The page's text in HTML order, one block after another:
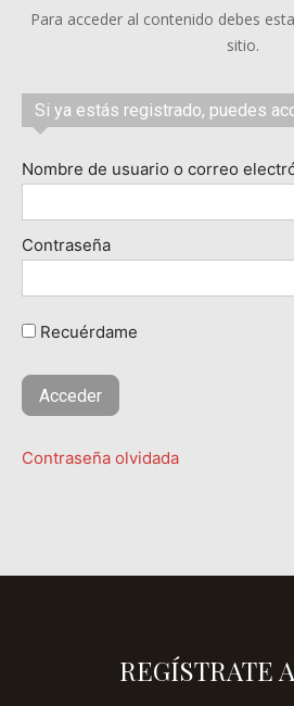
Para acceder al contenido debes
sitio.
Si ya estás registrado, puedes
Nombre de usuario o correo
Contraseña
Recuérdame
Contraseña olvidada
REGÍSTRATE